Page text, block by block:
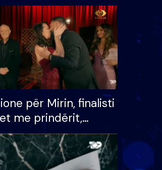
për Mirin, finalisti
me prindërit,
dhe bashkëshorten:
ndonjë letër divorci